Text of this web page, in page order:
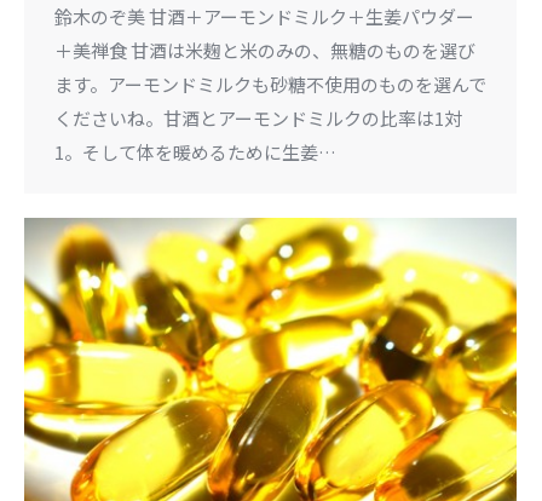
鈴木のぞ美 甘酒＋アーモンドミルク＋生姜パウダー
＋美禅食 甘酒は米麹と米のみの、無糖のものを選び
ます。アーモンドミルクも砂糖不使用のものを選んで
くださいね。甘酒とアーモンドミルクの比率は1対
1。そして体を暖めるために生姜…